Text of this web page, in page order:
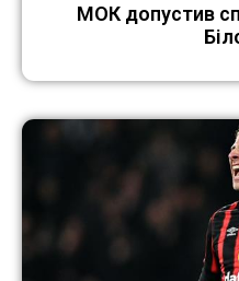
МОК допустив